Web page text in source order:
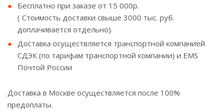
Бесплатно при заказе от 15 000р.
( Стоимость доставки свыше 3000 тыс. руб.
доплачивается отдельно).
Доставка осуществляется транспортной компанией
СДЭК (по тарифам транспортной компании) и EMS
Почтой России
Доставка в Москве осуществляется после 100%
предоплаты.